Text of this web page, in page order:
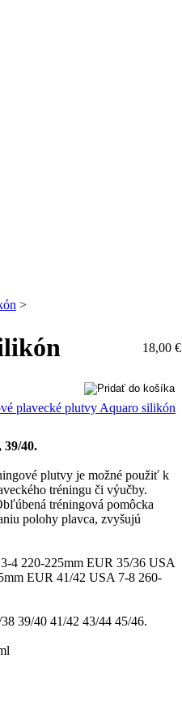
>
18,00 €
39/40.
plutvy je možné použiť k
tréningu či výučby.
tréningová pomôcka
polohy plavca, zvyšujú
4 220-225mm EUR 35/36 USA
EUR 41/42 USA 7-8 260-
39/40 41/42 43/44 45/46.